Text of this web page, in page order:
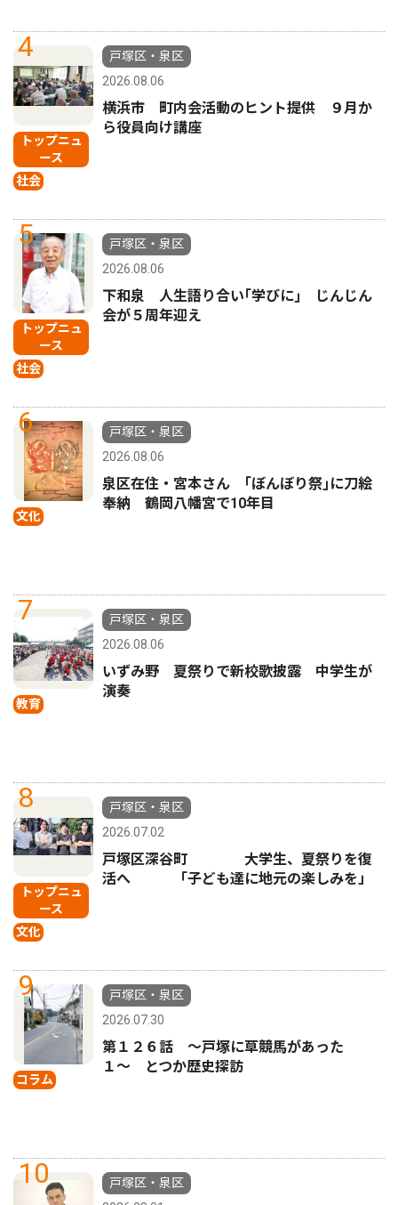
4
トップニュ
ース
社会
戸塚区・泉区
2026.08.06
横浜市 町内会活動のヒント提供 ９月か
ら役員向け講座
5
トップニュ
ース
社会
戸塚区・泉区
2026.08.06
下和泉 人生語り合い｢学びに｣ じんじん
会が５周年迎え
6
文化
戸塚区・泉区
2026.08.06
泉区在住・宮本さん ｢ぼんぼり祭｣に刀絵
奉納 鶴岡八幡宮で10年目
7
教育
戸塚区・泉区
2026.08.06
いずみ野 夏祭りで新校歌披露 中学生が
演奏
8
トップニュ
ース
文化
戸塚区・泉区
2026.07.02
戸塚区深谷町 大学生、夏祭りを復
活へ 「子ども達に地元の楽しみを」
9
コラム
戸塚区・泉区
2026.07.30
第１２６話 〜戸塚に草競馬があった
１〜 とつか歴史探訪
10
戸塚区・泉区